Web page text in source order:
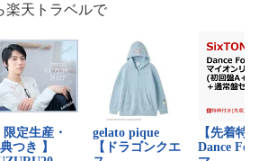
楽天トラベルで